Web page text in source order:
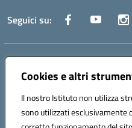
Cookies e altri
Il nostro Istituto non utilizza
sono utilizzati esclusivamente
Seguici su:
Indirizzo:
Centralino:0882 331218 Email:
Codice fiscale: 93071630714
Codice meccanografico: